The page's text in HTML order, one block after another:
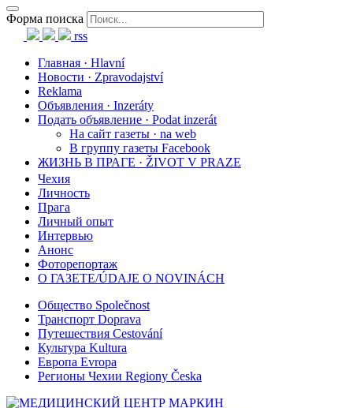
Форма поиска
rss
Главная · Hlavní
Новости · Zpravodajství
Reklama
Объявления · Inzeráty
Подать объявление · Podat inzerát
На сайт газеты · na web
В группу газеты Facebook
ЖИЗНЬ В ПРАГЕ · ŽIVOT V PRAZE
Чехия
Личность
Прага
Личный опыт
Интервью
Анонс
Фоторепортаж
О ГАЗЕТЕ/ÚDAJE O NOVINÁCH
Общество Společnost
Транспорт Doprava
Путешествия Cestování
Культура Kultura
Европа Evropa
Регионы Чехии Regiony Česka